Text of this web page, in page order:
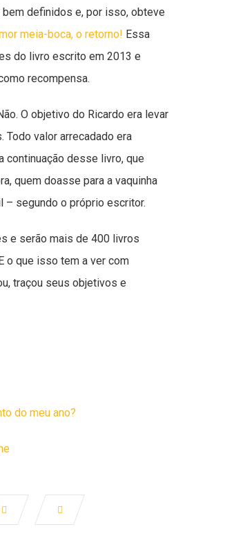
definidos e, por isso, obteve
meia-boca, o retorno! Essa
do livro escrito em 2013 e
recompensa.
O objetivo do Ricardo era levar
valor arrecadado era
continuação desse livro, que
quem doasse para a vaquinha
– segundo o próprio escritor.
e serão mais de 400 livros
o que isso tem a ver com
traçou seus objetivos e
do meu ano?